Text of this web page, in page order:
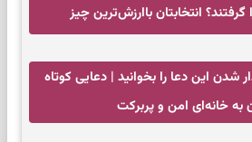
انتخابتان باارزش‌ترین چیز
شدن این دعا را بخوانید | دعایی کوتاه
به خانه‌ای امن و پربرکت